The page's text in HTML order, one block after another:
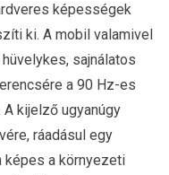
képességek
ki. A mobil valamivel
sajnálatos
a 90 Hz-es
kijelző ugyanúgy
ráadásul egy
képes a környezeti